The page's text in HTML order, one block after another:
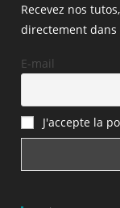
Recevez nos
directement
E-mail
J'accepte la